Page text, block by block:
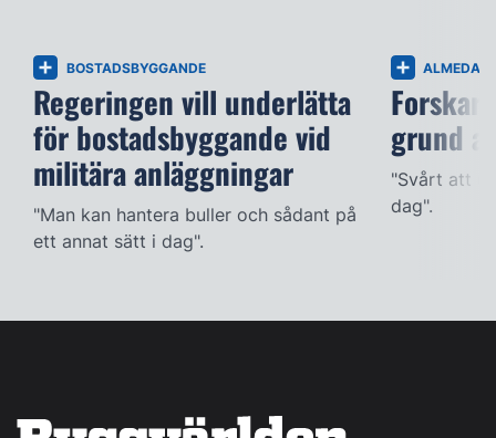
BOSTADSBYGGANDE
Regeringen vill underlätta
för bostadsbyggande vid
militära anläggningar
"Man kan hantera buller och sådant på
ett annat sätt i dag".
grund
"Svårt att
dag".